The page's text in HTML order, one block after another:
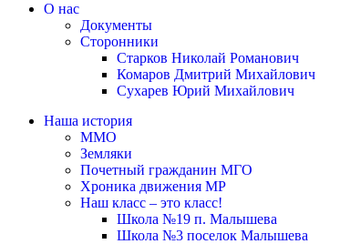
О нас
Документы
Сторонники
Старков Николай Романович
Комаров Дмитрий Михайлович
Сухарев Юрий Михайлович
Наша история
ММО
Земляки
Почетный гражданин МГО
Хроника движения МР
Наш класс – это класс!
Школа №19 п. Малышева
Школа №3 поселок Малышева